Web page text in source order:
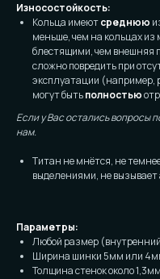
Износостойкость:
Кольца имеютсреднюю
меньше, чем на кольцах из
блестящими, чем внешняя
сложно повредить при
эксплуатации (например,
могут бытьполностью
Если у Вас остались вопросы
нам.
Титан не мнётся, не
выделениями, не вызывает
Параметры:
Любой размер
Ширина шинки 5мм или
Толщина стенок около 1,3мм